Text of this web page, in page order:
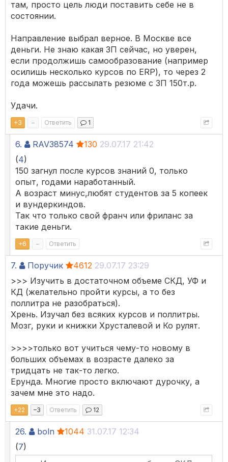
там, просто цель люди поставить себе не в
состоянии.
Направление выбрал верное. В Москве все
деньги. Не знаю какая ЗП сейчас, но уверен,
если продолжишь самообразование (например
осилишь несколько курсов по ERP), то через 2
года можешь рассылать резюме с ЗП 150т.р.
Удачи.
+3 – Ответить 1
6. RAV38574 130 29.07.17 21:42
(4)
150 загнул после курсов знаний 0, только
опыт, годами наработанный.
А возраст минус,любят студентов за 5 копеек
и вундеркиндов.
Так что только свой франч или фриланс за
такие деньги.
+6 – Ответить
7. Поручик 4612 29.07.17 23:29
>>> Изучить в достаточном объеме СКД, УФ и
КД (желательно пройти курсы, а то без
поллитра не разобраться).
Хрень. Изучал без всяких курсов и поллитры.
Мозг, руки и книжки Хрусталевой и Ко рулят.
>>>>только вот учиться чему-то новому в
больших объемах в возрасте далеко за
тридцать не так-то легко.
Ерунда. Многие просто включают дурочку, а
зачем мне это надо.
+22 –3 Ответить 12
26. boln 1044 31.07.17 12:34
(7)